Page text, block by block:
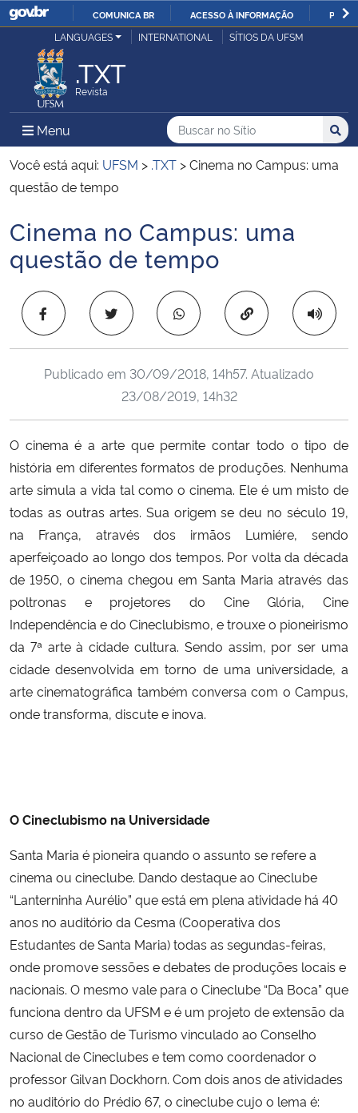
IR
COMUNICA BR ACESSO À INFORMAÇÃO
Ministério da Justiça e Segurança Pública
Ministério da Defesa
Ministério das Relações Exteriores
Ministério da Infraestrutura
Ministério da Educação
Ministério da Cidadania
Ministério da Ciência, Tecnologia, Inovações e Comunicações
Ministério do Meio Ambiente
Ministério do Turismo
Ministério do Desenvolvimento Regional
Controladoria-Geral da União
Ministério da Mulher, da Família e dos Direitos Humanos
Advocacia-Geral da União
Banco Central do Brasil
Planalto
LANGUAGES INTERNATIONAL SÍTIOS DA UFSM
.TXT
Revista
Menu Menu Principal do Sítio
Busca
Buscar no no Sítio
Busca:
Você está aqui: UFSM > .TXT >Cinema no Campus: uma
questão de tempo
Início do conteúdo
Cinema no Campus: uma
questão de tempo
Copiar para área
Publicado em 30/09/2018, 14h57. Atualizado
23/08/2019, 14h32
O cinema é a arte que permite contar todo o tipo de
história em diferentes formatos de produções. Nenhuma
arte simula a vida tal como o cinema. Ele é um misto de
todas as outras artes. Sua origem se deu no século 19,
na França, através dos irmãos Lumiére, sendo
aperfeiçoado ao longo dos tempos. Por volta da década
de 1950, o cinema chegou em Santa Maria através das
poltronas e projetores do Cine Glória, Cine
Independência e do Cineclubismo, e trouxe o pioneirismo
da 7ª arte à cidade cultura. Sendo assim, por ser uma
cidade desenvolvida em torno de uma universidade, a
arte cinematográfica também conversa com o Campus,
onde transforma, discute e inova.
O Cineclubismo na Universidade
Santa Maria é pioneira quando o assunto se refere a
cinema ou cineclube. Dando destaque ao Cineclube
“Lanterninha Aurélio” que está em plena atividade há 40
anos no auditório da Cesma (Cooperativa dos
Estudantes de Santa Maria) todas as segundas-feiras,
onde promove sessões e debates de produções locais e
nacionais. O mesmo vale para o Cineclube “Da Boca” que
funciona dentro da UFSM e é um projeto de extensão da
curso de Gestão de Turismo vinculado ao Conselho
Nacional de Cineclubes e tem como coordenador o
professor Gilvan Dockhorn. Com dois anos de atividades
no auditório do Prédio 67, o cineclube cujo o lema é: